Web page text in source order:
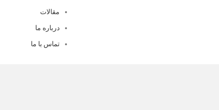
مقالات
درباره ما
تماس با ما